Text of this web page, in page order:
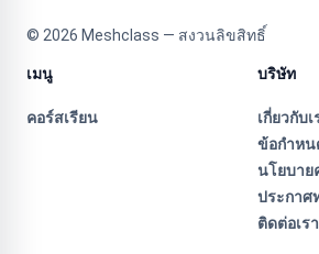
© 2026 Meshclass — สงวนลิขสิทธิ์
เมนู
คอร์สเรียน
บริษัท
เกี่ยวกับเ
ข้อกำหน
นโยบาย
ประกาศ
ติดต่อเรา